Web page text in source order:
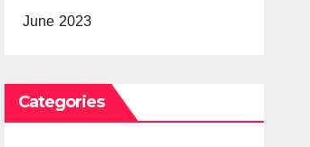
June 2023
Categories